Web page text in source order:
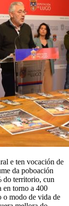
e ten vocación de
da poboación
do territorio, cun
en torno a 400
o modo de vida de